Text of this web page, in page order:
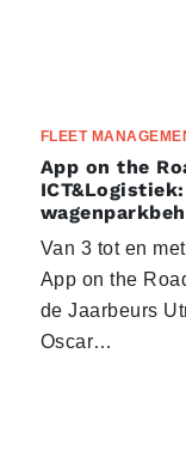
FLEET
App on the
Van 3 tot en
App on the
de Jaarbeurs
Oscar…